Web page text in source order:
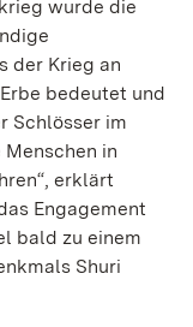
wurde die
der Krieg an
bedeutet und
Schlösser im
in
erklärt
Engagement
bald zu einem
Shuri